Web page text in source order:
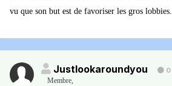
vu que son but est de favoriser les gros lobbies.
Justlookaroundyou
0
Membre,